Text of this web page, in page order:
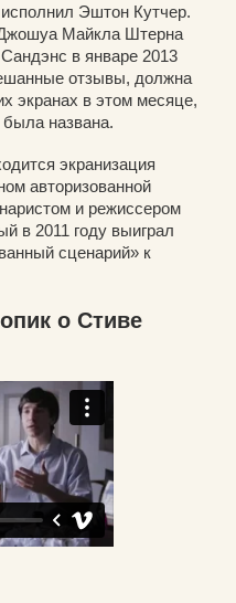
Эштон Кутчер.
Майкла Штерна
в январе 2013
отзывы, должна
экранах в этом месяце,
была названа.
экранизация
авторизованной
и режиссером
в 2011 году выиграл
сценарий» к
о Стиве